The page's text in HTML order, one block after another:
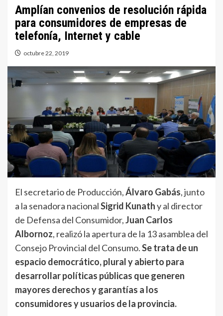
Amplían convenios de resolución rápida
para consumidores de empresas de
telefonía, Internet y cable
octubre 22, 2019
El secretario de Producción,Álvaro Gabás, junto
a la senadora nacionalSigrid Kunathy al director
de Defensa del Consumidor,Juan Carlos
Albornoz, realizó la apertura de la 13 asamblea del
Consejo Provincial del Consumo.Se trata de un
espacio democrático, plural y abierto para
desarrollar políticas públicas que generen
mayores derechos y garantías a los
consumidores y usuarios de la provincia.